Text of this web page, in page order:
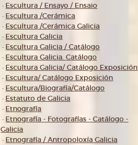
- Escultura / Ensayo / Ensaio
- Escultura /Cerámica
- Escultura /Cerámica Galicia
- Escultura Galicia
- Escultura Galicia / Catálogo
- Escultura Galicia. Catálogo
- Escultura Galicia/ Catálogo Exposición
- Escultura/ Catálogo Exposición
- Escultura/Biografía/Catálogo
- Estatuto de Galicia
- Etnografía
- Etnografía - Fotografías - Catálogo -
Galicia
- Etnografía / Antropoloxía Galicia